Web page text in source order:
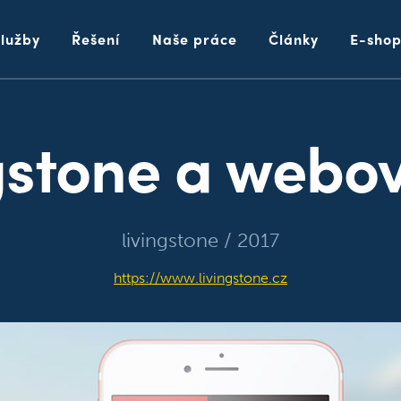
Řešení Naše práce Články E-shop
a
livingstone / 2017
https://www.livingstone.cz